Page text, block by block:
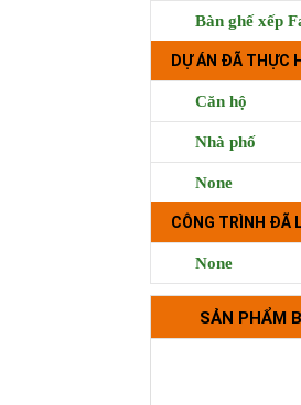
Bàn ghế xếp
DỰ ÁN ĐÃ THỰC
Căn hộ
Nhà phố
None
CÔNG TRÌNH ĐÃ
None
SẢN PHẨM
Bộ tựa lưng